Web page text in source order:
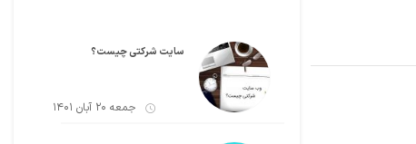
سایت شرکتی چیست؟
جمعه 20 آبان 1401